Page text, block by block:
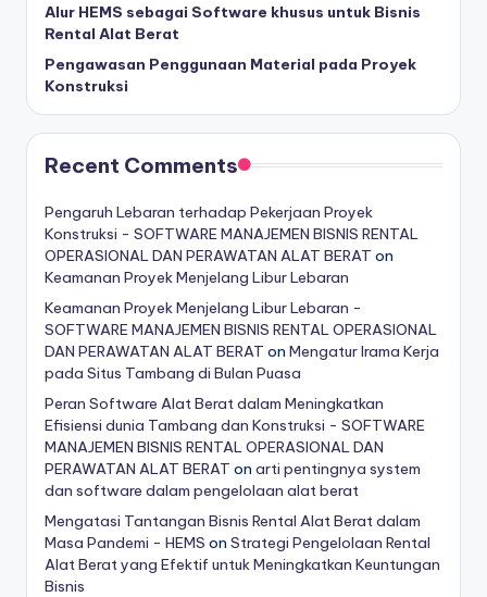
Alur HEMS sebagai Software khusus untuk Bisnis
Rental Alat Berat
Pengawasan Penggunaan Material pada Proyek
Konstruksi
Recent Comments
Pengaruh Lebaran terhadap Pekerjaan Proyek
Konstruksi - SOFTWARE MANAJEMEN BISNIS RENTAL
OPERASIONAL DAN PERAWATAN ALAT BERAT on
Keamanan Proyek Menjelang Libur Lebaran
Keamanan Proyek Menjelang Libur Lebaran -
SOFTWARE MANAJEMEN BISNIS RENTAL OPERASIONAL
DAN PERAWATAN ALAT BERAT on Mengatur Irama Kerja
pada Situs Tambang di Bulan Puasa
Peran Software Alat Berat dalam Meningkatkan
Efisiensi dunia Tambang dan Konstruksi - SOFTWARE
MANAJEMEN BISNIS RENTAL OPERASIONAL DAN
PERAWATAN ALAT BERAT on arti pentingnya system
dan software dalam pengelolaan alat berat
Mengatasi Tantangan Bisnis Rental Alat Berat dalam
Masa Pandemi - HEMS on Strategi Pengelolaan Rental
Alat Berat yang Efektif untuk Meningkatkan Keuntungan
Bisnis